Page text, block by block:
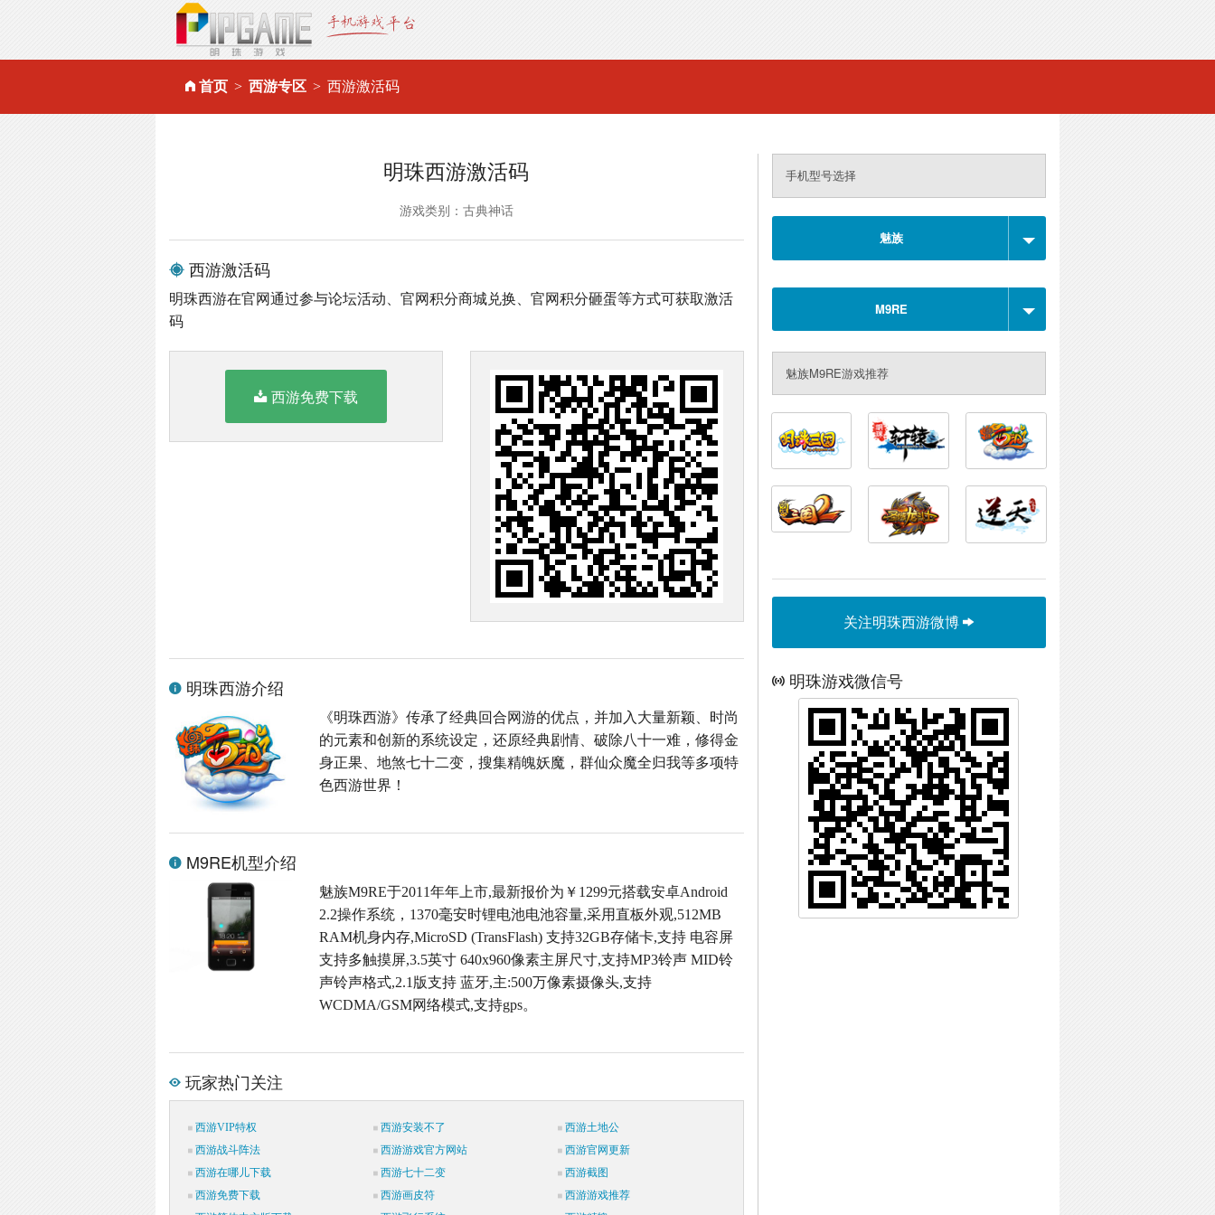
首页 西游专区 西游激活码
明珠西游激活码
游戏类别：古典神话
西游激活码
明珠西游在官网通过参与论坛活动、官网积分商城兑换、官网积分砸蛋等方式可获取激活
码
西游免费下载
明珠西游介绍
《明珠西游》传承了经典回合网游的优点，并加入大量新颖、时尚
的元素和创新的系统设定，还原经典剧情、破除八十一难，修得金
身正果、地煞七十二变，搜集精魄妖魔，群仙众魔全归我等多项特
色西游世界！
M9RE机型介绍
魅族M9RE于2011年年上市,最新报价为￥1299元搭载安卓Android
2.2操作系统，1370毫安时锂电池电池容量,采用直板外观,512MB
RAM机身内存,MicroSD (TransFlash) 支持32GB存储卡,支持 电容屏
支持多触摸屏,3.5英寸 640x960像素主屏尺寸,支持MP3铃声 MID铃
声铃声格式,2.1版支持 蓝牙,主:500万像素摄像头,支持
WCDMA/GSM网络模式,支持gps。
玩家热门关注
西游VIP特权 西游安装不了
西游土地公
西游战斗阵法
西游游戏官方网站
西游官网更新
西游在哪儿下载
西游七十二变
西游截图
西游免费下载
西游画皮符
西游游戏推荐
手机型号选择
魅族
M9RE
魅族M9RE游戏推荐
关注明珠西游微博
明珠游戏微信号